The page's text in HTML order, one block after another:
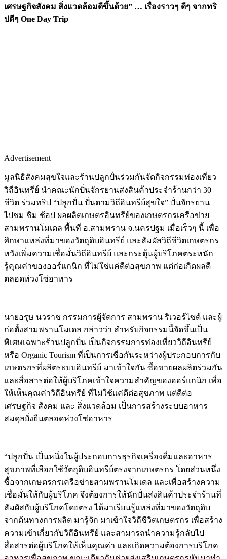
เศรษฐกิจสังคม สิ่งแวดล้อมดีขึ้นด้วย” … เรื่องราวๆ ดีๆ จากทริ
ปดีๆ One Day Trip
Advertisement
มูลนิธิสังคมสุขใจและร้านปลูกปั่นร่วมกันจัดกิจกรรมท่องเที่ยว
วิถีอินทรีย์ นำคณะนักปั่นจักรยานส่งสินค้าประจำร้านกว่า 30
ชีวิต ร่วมทริป “ปลูกปั่น ปั่นตามวิถีอินทรีย์สุขใจ” ปั่นจักรยาน
ไปชม ชิม ช้อป ผลผลิตเกษตรอินทรีย์ของเกษตรกรเครือข่าย
สามพรานโมเดล พื้นที่ อ.สามพราน จ.นครปฐม เมื่อเร็วๆ นี้ เพื่อ
ศึกษาแหล่งที่มาของวัตถุดิบอินทรีย์ และสัมผัสวิถีชีวิตเกษตรกร
หวังเพิ่มความเชื่อมั่นวิถีอินทรีย์ และกระตุ้นผู้บริโภคตระหนัก
รู้คุณค่าของออร์แกนิก ที่ไม่ใช่แค่ดีต่อสุขภาพ แต่ก่อเกิดผลดี
ตลอดห่วงโซ่อาหาร
นายอรุษ นวราช กรรมการผู้จัดการ สามพราน ริเวอร์ไซด์ และผู้
ก่อตั้งสามพรานโมเดล กล่าวว่า สำหรับกิจกรรมนี้จัดขึ้นเป็น
พิเศษเฉพาะร้านปลูกปั่น เป็นกิจกรรมการท่องเที่ยววิถีอินทรีย์
หรือ Organic Tourism ที่เป็นการเชื่อกันระหว่างผู้ประกอบการกับ
เกษตรกรที่ผลิตระบบอินทรีย์ มาเข้าใจกัน ซื้อขายผลผลิตร่วมกัน
และสื่อสารต่อให้ผู้บริโภคเข้าใจความสำคัญของออร์แกนิก เพื่อ
ให้เห็นคุณค่าวิถีอินทรีย์ ที่ไม่ใช้แค่ดีต่อสุขภาพ แต่ดีต่อ
เศรษฐกิจ สังคม และ สิ่งแวดล้อม เป็นการสร้างระบบอาหาร
สมดุลยั่งยืนตลอดห่วงโซ่อาหาร
“ปลูกปั่น เป็นหนึ่งในผู้ประกอบการธุรกิจเครื่องดื่มและอาหาร
สุขภาพที่เลือกใช้วัตถุดิบอินทรีย์ตรงจากเกษตรกร โดยส่วนหนึ่ง
ซื้อจากเกษตรกรเครือข่ายสามพรานโมเดล และเพื่อสร้างความ
เชื่อมั่นให้กับผู้บริโภค จึงต้องการให้นักปั่นส่งสินค้าประจำร้านที่
สัมผัสกับผู้บริโภคโดยตรง ได้มาเรียนรู้แหล่งที่มาของวัตถุดิบ
จากต้นทางการผลิต มารู้จัก มาเข้าใจวิถีชีวิตเกษตรกร เพื่อสร้าง
ความเข้าเกี่ยวกับวิถีอินทรีย์ และสามารถนำความรู้กลับไป
สื่อสารต่อผู้บริโภคให้เห็นคุณค่า และเกิดความต้องการบริโภค